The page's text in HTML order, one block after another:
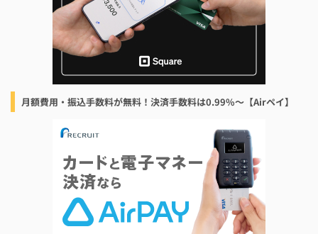
月額費用・振込手数料が無料！決済手数料は0.99%〜【Airペイ】